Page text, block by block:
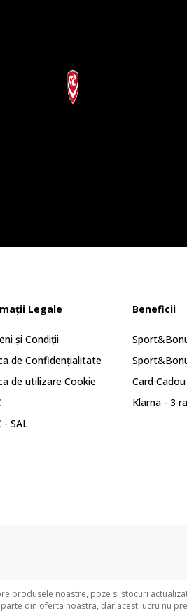
Legale
și Condiții
de Confidențialitate
de utilizare Cookie
- SAL
Beneficii
Card Cadou
Klarna - 3
produsele noastre, poze si stocuri
din oferta noastra, dar acest lucru nu